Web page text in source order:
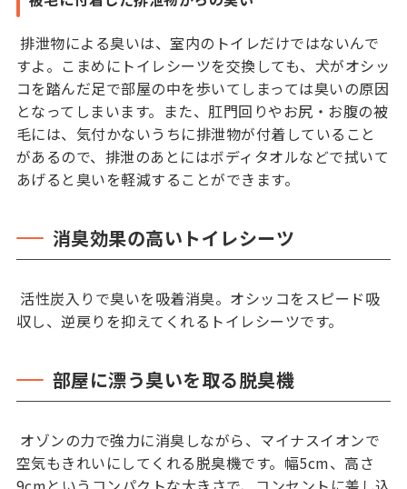
排泄物による臭いは、室内のトイレだけではないんで
すよ。こまめにトイレシーツを交換しても、犬がオシッ
コを踏んだ足で部屋の中を歩いてしまっては臭いの原因
となってしまいます。また、肛門回りやお尻・お腹の被
毛には、気付かないうちに排泄物が付着していること
があるので、排泄のあとにはボディタオルなどで拭いて
あげると臭いを軽減することができます。
消臭効果の高いトイレシーツ
活性炭入りで臭いを吸着消臭。オシッコをスピード吸
収し、逆戻りを抑えてくれるトイレシーツです。
部屋に漂う臭いを取る脱臭機
オゾンの力で強力に消臭しながら、マイナスイオンで
空気もきれいにしてくれる脱臭機です。幅5cm、高さ